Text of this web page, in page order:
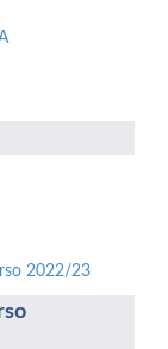
2022/23